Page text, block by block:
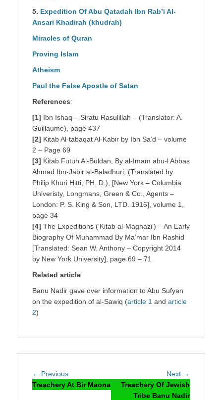
5. Expedition Of Abu Qatadah Ibn Rab’i Al-
Ansari Khadirah (khudrah)
Miracles of Quran
Proving Islam
Atheism
Paul the False Apostle of Satan
References:
[1] Ibn Ishaq – Siratu Rasulillah – (Translator: A.
Guillaume), page 437
[2] Kitab Al-tabaqat Al-Kabir by Ibn Sa’d – volume
2 – Page 69
[3] Kitab Futuh Al-Buldan, By al-Imam abu-l Abbas
Ahmad Ibn-Jabir al-Baladhuri, (Translated by
Philip Khuri Hitti, PH. D.), [New York – Columbia
Univeristy, Longmans, Green & Co., Agents –
London: P. S. King & Son, LTD. 1916], volume 1,
page 34
[4] The Expeditions (‘Kitab al-Maghazi’) – An Early
Biography Of Muhammad By Ma’mar Ibn Rashid
[Translated: Sean W. Anthony – Copyright 2014
by New York University], page 69 – 71
Related article:
Banu Nadir gave over information to Abu Sufyan
on the expedition of al-Sawiq (article 1 and article
2)
Post
navigation
← PreviousPrevious
post:
Treachery At Bir Maona
Next →
Treachery Of Jewish
Tribe Banu Nadir